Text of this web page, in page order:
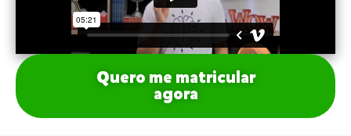
Quero me matricular
agora